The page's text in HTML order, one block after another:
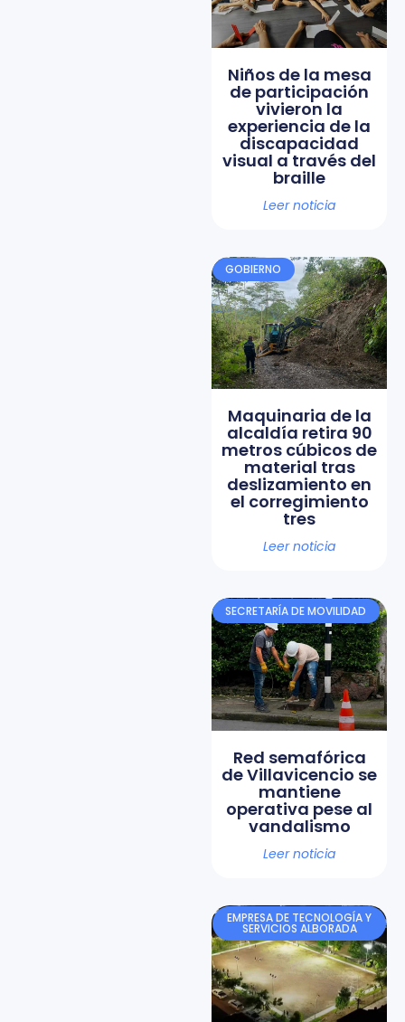
Niños de la mesa
de participación
vivieron la
experiencia de la
discapacidad
visual a través del
braille
Leer noticia
GOBIERNO
Maquinaria de la
alcaldía retira 90
metros cúbicos de
material tras
deslizamiento en
el corregimiento
tres
Leer noticia
SECRETARÍA DE MOVILIDAD
Red semafórica
de Villavicencio se
mantiene
operativa pese al
vandalismo
Leer noticia
EMPRESA DE TECNOLOGÍA Y
SERVICIOS ALBORADA